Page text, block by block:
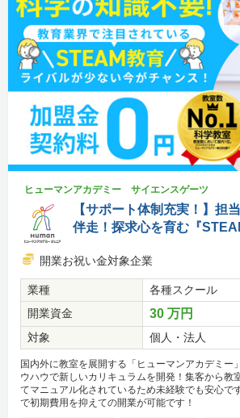
ヒューマンアカデミー サイエンスゲーツ
【サポート体制充実！】担
伴走！探求心を育む『
開業お祝い金対象企業
業種
各種スクール
開業資金
30 万円
対象 個人・法人
国内外に教室を展開する「ヒューマンアカデミー
ウハウで新しいカリキュラムを開発！集客から教
てマニュアル化されているため未経験でも安心で
で初期費用を抑えての開業が可能です！